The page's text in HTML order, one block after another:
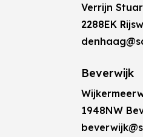
Verrijn
2288EK
Beverwijk
1948NW